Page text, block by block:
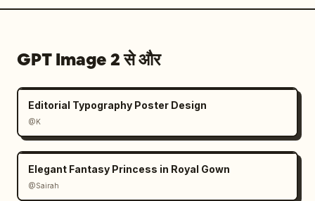
GPT Image 2 से और
Editorial Typography Poster Design
@K
Elegant Fantasy Princess in Royal Gown
@Sairah